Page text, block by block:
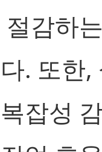
감하
. 또한,
잡성